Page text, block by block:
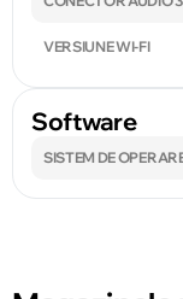
VERSIUNE WI-FI
Software
SISTEM DE